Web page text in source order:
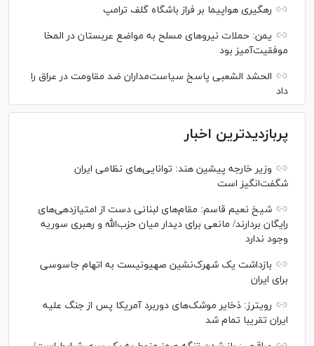
رهگیری هواپیما بر فراز باشگاه گلف ترامپ
یمن: حملات نیروهای مسلح به مواضع عربستان در المخا
موفقیت‌آمیز بود
الحشد الشعبی پاسخ سیاست‌مداران ضد مقاومت در عراق را
داد
پربازدیدترین اخبار
وزیر خارجه پیشین هند: توانایی‌های نظامی ایران
شگفت‌انگیز است
شیخ نعیم قاسم: مقام‌های لبنانی دست از امتیازدهی‌های
رایگان بردارند/ مانعی برای دیدار میان حزب‌الله و رهبری سوریه
وجود ندارد
بازداشت یک شهرک‌نشین صهیونیست به اتهام جاسوسی
برای ایران
رویترز: ذخایر موشک‌های دوربرد آمریکا پس از جنگ علیه
ایران تقریبا تمام شد